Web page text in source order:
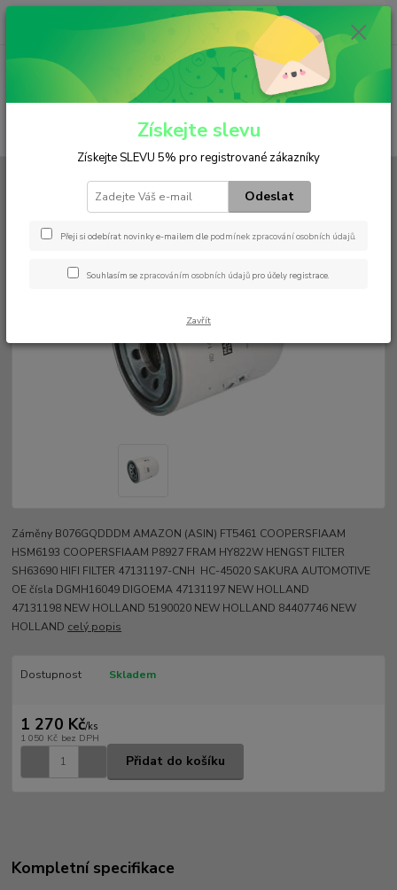
(Po-Pá, 6:30-15 hod.)
ks
0 Kč
WD 14 002
Záměny B076GQDDDM AMAZON (ASIN) FT5461 COOPERSFIAAM
HSM6193 COOPERSFIAAM P8927 FRAM HY822W HENGST FILTER
SH63690 HIFI FILTER 47131197-CNH HC-45020 SAKURA AUTOMOTIVE
OE čísla DGMH16049 DIGOEMA 47131197 NEW HOLLAND
47131198 NEW HOLLAND 5190020 NEW HOLLAND 84407746 NEW
HOLLAND celý popis
Dostupnost Skladem
1 270 Kč/ks
1 050 Kč bez DPH
Přidat do košíku
Kompletní specifikace
Získejte slevu
Získejte SLEVU 5% pro registrované zákazníky
Odeslat
Přeji si odebírat novinky e-mailem dle podmínek zpracování osobních údajů.
Souhlasím se zpracováním osobních údajů pro účely registrace.
Zavřít